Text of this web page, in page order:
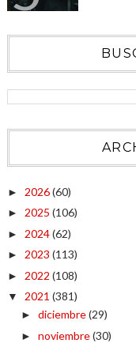
► 2026(60)
► 2025 (106)
► 2024(62)
► 2023 (113)
► 2022 (108)
▼ 2021 (381)
► diciembre(29)
► noviembre(30)